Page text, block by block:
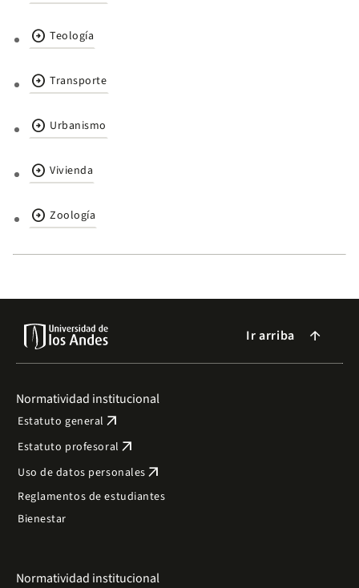
arrow_circle_right Teología
arrow_circle_right Transporte
arrow_circle_right Urbanismo
arrow_circle_right Vivienda
arrow_circle_right Zoología
Ir arriba arrow_forward
Normatividad institucional
Estatuto general arrow_outward
Estatuto profesoral arrow_outward
Uso de datos personales arrow_outward
Reglamentos de estudiantes
Bienestar
Normatividad institucional